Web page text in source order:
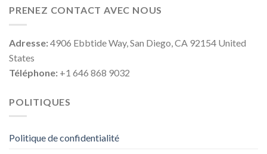
PRENEZ CONTACT AVEC NOUS
Adresse:4906 Ebbtide Way, San Diego, CA 92154 United
States
Téléphone: +1 646 868 9032
POLITIQUES
Politique de confidentialité